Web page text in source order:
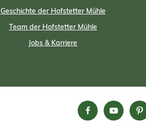
Geschichte der Hofstetter Mühle
Team der Hofstetter Mühle
Jobs & Karriere